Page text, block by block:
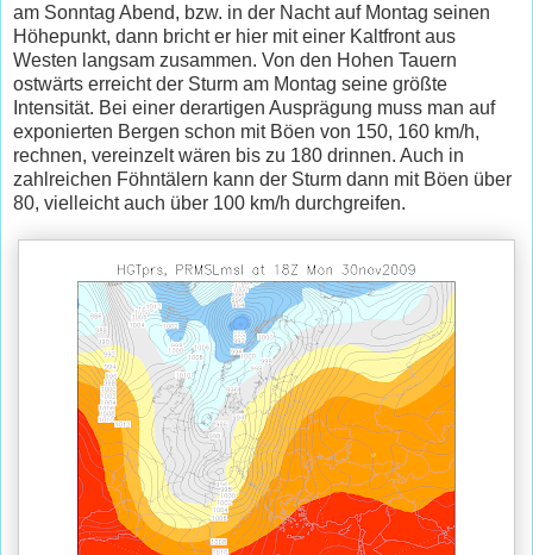
am Sonntag Abend, bzw. in der Nacht auf Montag seinen
Höhepunkt, dann bricht er hier mit einer Kaltfront aus
Westen langsam zusammen. Von den Hohen Tauern
ostwärts erreicht der Sturm am Montag seine größte
Intensität. Bei einer derartigen Ausprägung muss man auf
exponierten Bergen schon mit Böen von 150, 160 km/h,
rechnen, vereinzelt wären bis zu 180 drinnen. Auch in
zahlreichen Föhntälern kann der Sturm dann mit Böen über
80, vielleicht auch über 100 km/h durchgreifen.